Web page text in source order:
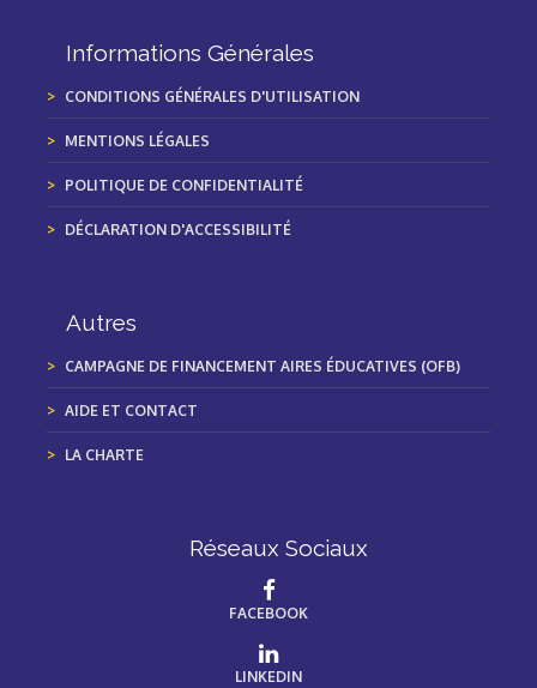
Informations Générales
CONDITIONS GÉNÉRALES D'UTILISATION
MENTIONS LÉGALES
POLITIQUE DE CONFIDENTIALITÉ
DÉCLARATION D'ACCESSIBILITÉ
Autres
CAMPAGNE DE FINANCEMENT AIRES ÉDUCATIVES (OFB)
AIDE ET CONTACT
LA CHARTE
Réseaux Sociaux
FACEBOOK
LINKEDIN